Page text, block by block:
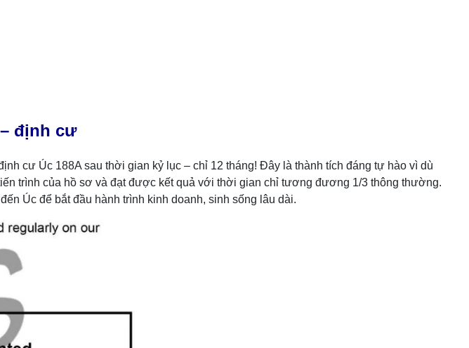
định cư
cư Úc 188A sau thời gian kỷ lục – chỉ 12 tháng! Đây là thành tích đáng tự hào vì dù
trình của hồ sơ và đạt được kết quả với thời gian chỉ tương đương 1/3 thông thường.
Úc để bắt đầu hành trình kinh doanh, sinh sống lâu dài.